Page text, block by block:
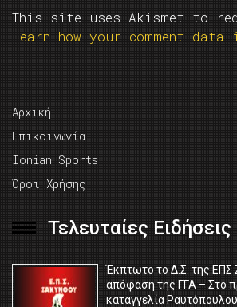
This site uses Akismet to
Learn how your comment data
Αρχική
Επικοινωνία
Ionian Sports
Όροι Χρήσης
Τελευταίες Ειδήσεις
Έκπτωτο το Δ.Σ. της ΕΠΣ
απόφαση της ΓΓΑ – Στο
καταγγελία